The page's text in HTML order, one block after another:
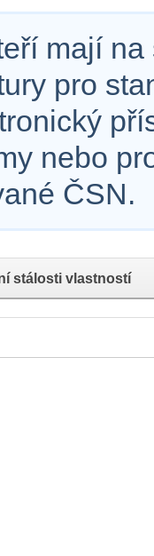
mají
pro
nebo
ČSN.
stálosti vlastností